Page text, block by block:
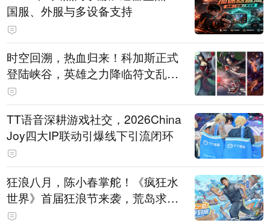
国服、外服与多设备支持
时空回溯，热血归来！科加斯正式
登陆峡谷，英雄之力降临符文乱
斗！
TT语音深耕游戏社交，2026China
Joy四大IP联动引爆线下引流闭环
狂浪八月，陈小春掌舵！《疯狂水
世界》首届狂浪节来袭，荒岛求生
直播即将开启